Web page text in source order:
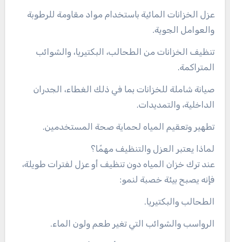
عزل الخزانات المائية باستخدام مواد مقاومة للرطوبة
والعوامل الجوية.
تنظيف الخزانات من الطحالب، البكتيريا، والشوائب
المتراكمة.
صيانة شاملة للخزانات بما في ذلك الغطاء، الجدران
الداخلية، والتمديدات.
تطهير وتعقيم المياه لحماية صحة المستخدمين.
لماذا يعتبر العزل والتنظيف مهمًا؟
عند ترك خزان المياه دون تنظيف أو عزل لفترات طويلة،
فإنه يصبح بيئة خصبة لنمو:
الطحالب والبكتيريا.
الرواسب والشوائب التي تغير طعم ولون الماء.